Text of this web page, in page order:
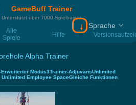
GameBuff Trainer
Unterstützt über 7000 Spieltrainer
Alle
Spiele
Hilfe
Download
Sprache
Alpha Trainer
Modus3Trainer-AdjuvansUnlimited
Employee SpaceGleiche Funktionen